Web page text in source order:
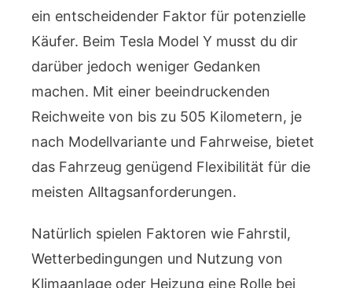
ein entscheidender Faktor für potenzielle
Käufer. Beim Tesla Model Y musst du dir
darüber jedoch weniger Gedanken
machen. Mit einer beeindruckenden
Reichweite von bis zu 505 Kilometern, je
nach Modellvariante und Fahrweise, bietet
das Fahrzeug genügend Flexibilität für die
meisten Alltagsanforderungen.
Natürlich spielen Faktoren wie Fahrstil,
Wetterbedingungen und Nutzung von
Klimaanlage oder Heizung eine Rolle bei